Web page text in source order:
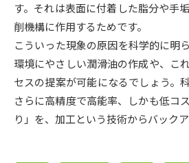
先輩が入学を決めた理由 テレ
新生活お役立ちガイド
学問発見
す。それは表面に付着した脂分や手
削機構に作用するためです。
こういった現象の原因を科学的に明
環境にやさしい潤滑油の作成や、こ
セスの提案が可能になるでしょう。
さらに高精度で高能率、しかも低コ
り」を、加工という技術からバック